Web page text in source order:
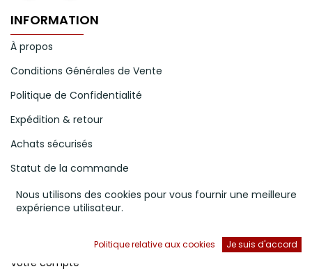
INFORMATION
À propos
Conditions Générales de Vente
Politique de Confidentialité
Expédition & retour
Achats sécurisés
Statut de la commande
Mode de paiement
Votre compte
Nous utilisons des cookies pour vous fournir une meilleure
expérience utilisateur.
Politique relative aux cookies Je suis d'accord